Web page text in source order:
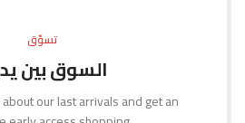
تسوّق
السوق بين
our last arrivals and get an